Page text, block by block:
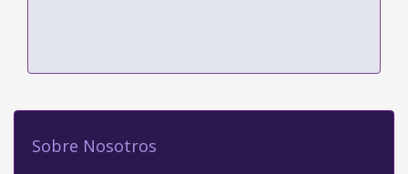
Sobre Nosotros